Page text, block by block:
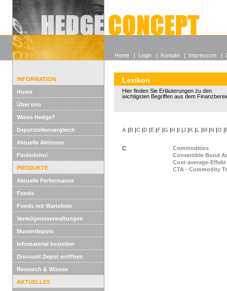
Alle
Wieso
INFORMATION
Home
Über uns
Wieso Hedge?
Depotstellenvergleich
Aktuelle Aktionen
Finderlohn!
PRODUKTE
Aktuelle Performance
Fonds
Fonds mit Warteliste
Vermögensverwaltungen
Musterdepots
Infomaterial bestellen
Discount Depot eröffnen
Research & Wissen
AKTUELLES
Lexikon
Hier finden Sie Erläuterungen zu den
wichtigsten Begriffen aus dem
A |B |C |D |E |F |G |H |I |J |K |L |M |N |O |
C
Commodities
Convertible Bond
Cost-average-Effekt
CTA - Commodity
Home | Login | Kontakt | Impressum |